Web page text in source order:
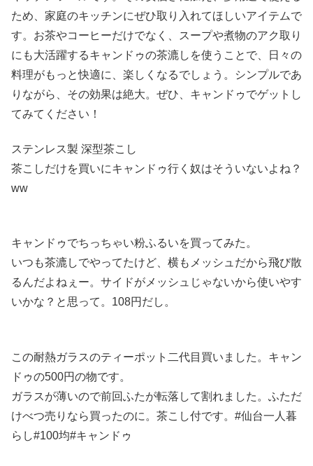
ため、家庭のキッチンにぜひ取り入れてほしいアイテムで
す。お茶やコーヒーだけでなく、スープや煮物のアク取り
にも大活躍するキャンドゥの茶漉しを使うことで、日々の
料理がもっと快適に、楽しくなるでしょう。シンプルであ
りながら、その効果は絶大。ぜひ、キャンドゥでゲットし
てみてください！
ステンレス製 深型茶こし
茶こしだけを買いにキャンドゥ行く奴はそういないよね？
ww
キャンドゥでちっちゃい粉ふるいを買ってみた。
いつも茶漉しでやってたけど、横もメッシュだから飛び散
るんだよねぇー。サイドがメッシュじゃないから使いやす
いかな？と思って。108円だし。
この耐熱ガラスのティーポット二代目買いました。キャン
ドゥの500円の物です。
ガラスが薄いので前回ふたが転落して割れました。ふただ
けべつ売りなら買ったのに。茶こし付です。#仙台一人暮
らし#100均#キャンドゥ